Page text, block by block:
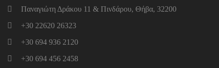
Παναγιώτη Δράκου 11 & Πινδάρου, Θήβα, 32200
+30 22620 26323
+30 694 936 2120
+30 694 456 2458